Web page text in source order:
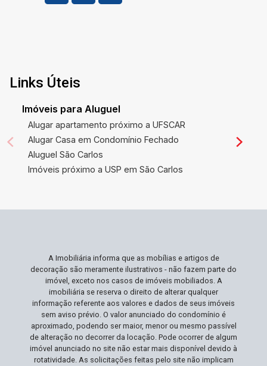
estar próximo a importantes centros comerciais,
proximidade com vias principais da cidade
Para Você Ideal para famílias que desejam
espaços amplos e diferentes comodidades
internas e externas garantindo um alto padrão
de vida. Se preocupar com a localização,
segurança e praticidade do dia a dia, este
conforto e funcionalidade. Não Perca Esta
como este significa investir em qualidade de
vida e no futuro da sua família. Agende sua
visita e experimente o que significa morar com
excelência e estilo!
Links Úteis
Imóveis para Aluguel
Alugar apartamento próximo a UFSCAR
Alugar Casa em Condomínio Fechado
Aluguel São Carlos
Imóveis próximo a USP em São Carlos
A Imobiliária informa que as mobílias e artigos de
decoração são meramente ilustrativos - não fazem parte do
imóvel, exceto nos casos de imóveis mobiliados. A
imobiliária se reserva o direito de alterar qualquer
informação referente aos valores e dados de seus imóveis
sem aviso prévio. O valor anunciado do condomínio é
aproximado, podendo ser maior, menor ou mesmo passível
de alteração no decorrer da locação. Pode ocorrer de algum
imóvel anunciado no site não estar mais disponível devido à
rotatividade. As solicitações feitas pelo site não implicam